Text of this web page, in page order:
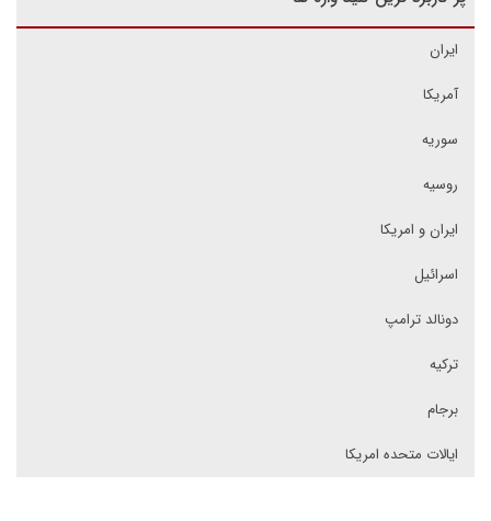
ایران
آمریکا
سوریه
روسیه
ایران و امریکا
اسرائیل
دونالد ترامپ
ترکیه
برجام
ایالات متحده امریکا